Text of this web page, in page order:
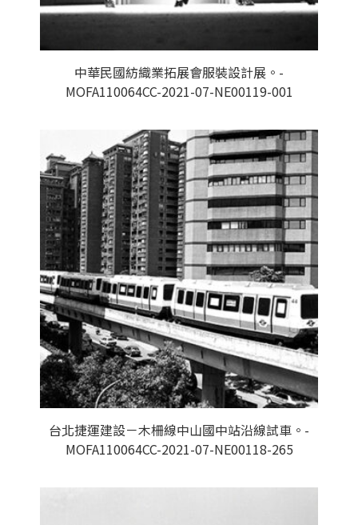
中華民國紡織業拓展會服裝設計展。-
MOFA110064CC-2021-07-NE00119-001
台北捷運建設－木柵線中山國中站沿線試車。-
MOFA110064CC-2021-07-NE00118-265